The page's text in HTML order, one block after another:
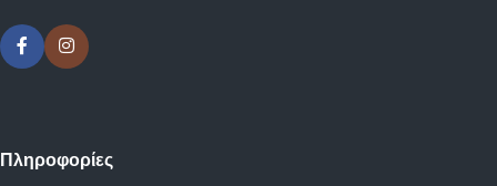
Πληροφορίες